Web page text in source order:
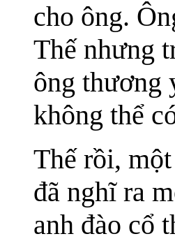
cho ông.
Thế nhưng
ông thương
không thể
Thế rồi,
đã nghĩ ra
anh đào cổ